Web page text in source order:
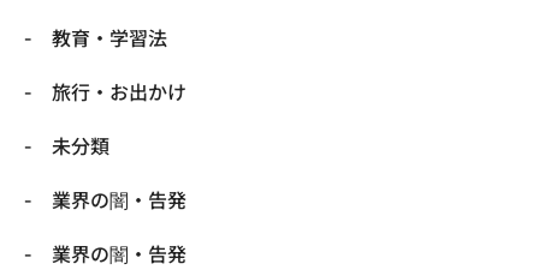
教育・学習法
旅行・お出かけ
未分類
業界の闇・告発
業界の闇・告発